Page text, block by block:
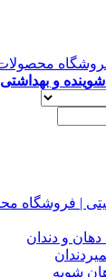
و بهداشتی
و دندان
شویه